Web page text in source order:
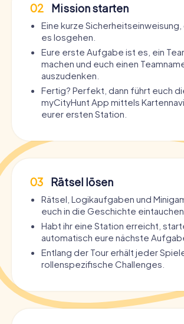
02 Mission starten
Eine kurze Sicherheitseinweisung,
es losgehen.
Eure erste Aufgabe ist es, ein
machen und euch einen
auszudenken.
Fertig? Perfekt, dann führt euch
myCityHunt App mittels
eurer ersten Station.
03 Rätsel lösen
Rätsel, Logikaufgaben und
euch in die Geschichte eintauchen.
Habt ihr eine Station erreicht,
automatisch eure nächste
Entlang der Tour erhält jeder
rollenspezifische Challenges.